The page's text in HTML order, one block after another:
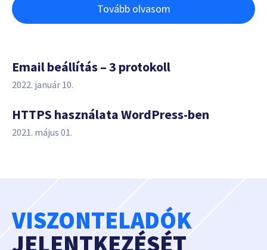
Tovább olvasom
Email beállítás – 3 protokoll
2022. január 10.
HTTPS használata WordPress-ben
2021. május 01.
VISZONTELADÓK
JELENTKEZÉSÉT